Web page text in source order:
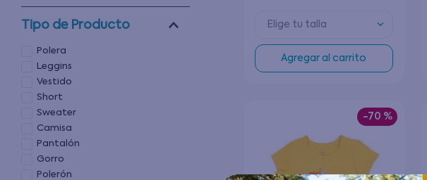
Tipo de Producto
Polera
Leggins
Vestido
Short
Sweater
Camisa
Pantalón
Gorro
Polerón
Elige tu talla
Agregar al carrito
-70 %